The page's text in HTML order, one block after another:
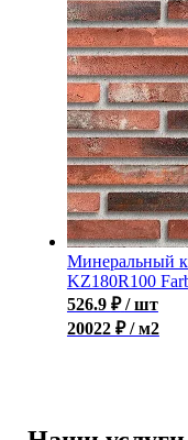
Минеральный
KZ180R100
526.9 ₽ / шт
20022 ₽ / м2